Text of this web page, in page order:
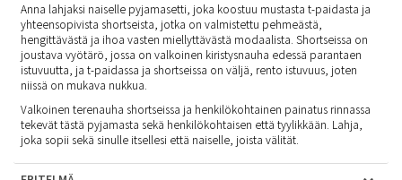
Anna lahjaksi naiselle pyjamasetti, joka koostuu mustasta t-paidasta ja
yhteensopivista shortseista, jotka on valmistettu pehmeästä,
hengittävästä ja ihoa vasten miellyttävästä modaalista. Shortseissa on
joustava vyötärö, jossa on valkoinen kiristysnauha edessä parantaen
istuvuutta, ja t-paidassa ja shortseissa on väljä, rento istuvuus, joten
niissä on mukava nukkua.
Valkoinen terenauha shortseissa ja henkilökohtainen painatus rinnassa
tekevät tästä pyjamasta sekä henkilökohtaisen että tyylikkään. Lahja,
joka sopii sekä sinulle itsellesi että naiselle, joista välität.